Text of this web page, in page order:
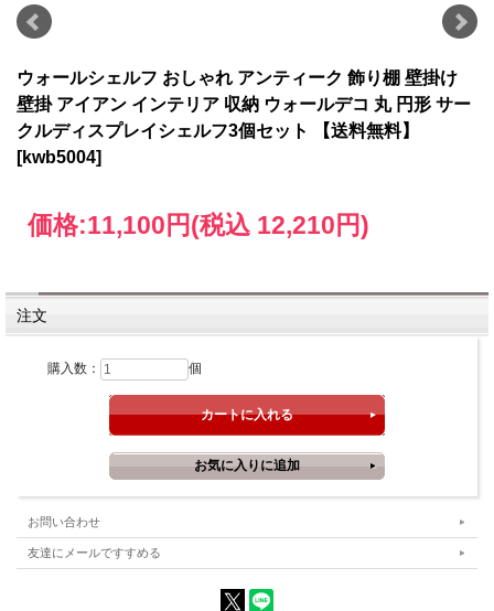
ウォールシェルフ おしゃれ アンティーク 飾り棚 壁掛け
壁掛 アイアン インテリア 収納 ウォールデコ 丸 円形 サー
クルディスプレイシェルフ3個セット 【送料無料】
[kwb5004]
価格:11,100円(税込 12,210円)
注文
購入数： 個
お問い合わせ
友達にメールですすめる